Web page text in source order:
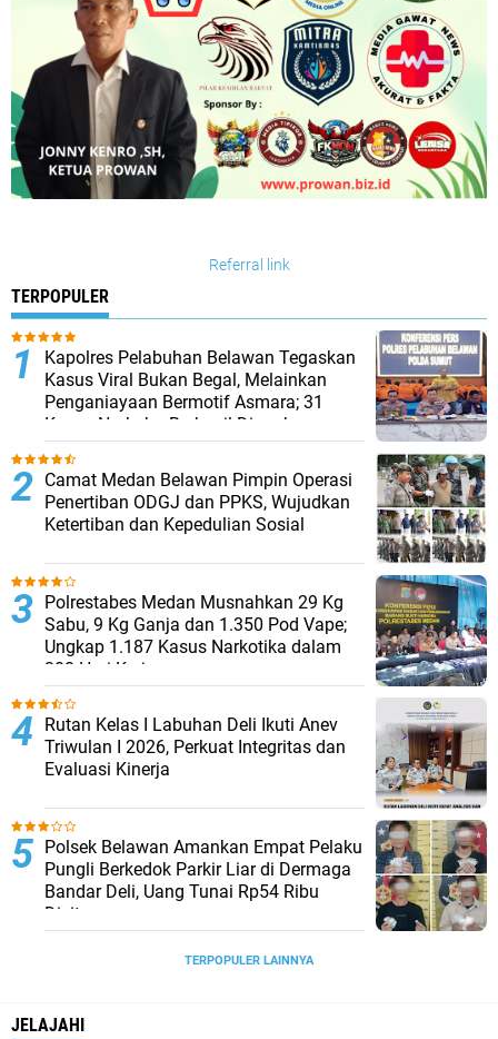
Referral link
TERPOPULER
Kapolres Pelabuhan Belawan Tegaskan
Kasus Viral Bukan Begal, Melainkan
Penganiayaan Bermotif Asmara; 31
Kasus Narkoba Berhasil Diungkap
Camat Medan Belawan Pimpin Operasi
Penertiban ODGJ dan PPKS, Wujudkan
Ketertiban dan Kepedulian Sosial
Polrestabes Medan Musnahkan 29 Kg
Sabu, 9 Kg Ganja dan 1.350 Pod Vape;
Ungkap 1.187 Kasus Narkotika dalam
300 Hari Kerja
Rutan Kelas I Labuhan Deli Ikuti Anev
Triwulan I 2026, Perkuat Integritas dan
Evaluasi Kinerja
Polsek Belawan Amankan Empat Pelaku
Pungli Berkedok Parkir Liar di Dermaga
Bandar Deli, Uang Tunai Rp54 Ribu
Disita
TERPOPULER LAINNYA
JELAJAHI